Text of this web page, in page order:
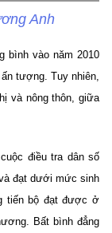
Anh
bình vào năm 2010
tượng. Tuy nhiên,
và nông thôn, giữa
điều tra dân số
đạt dưới mức sinh
tiến bộ đạt được ở
Bất bình đẳng